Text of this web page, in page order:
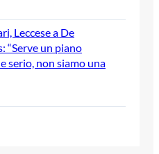
Leccese a De
“Serve un piano
serio, non siamo una